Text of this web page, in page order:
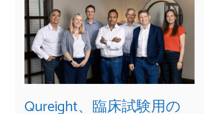
Qureight、臨床試験用の